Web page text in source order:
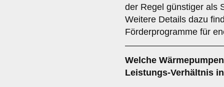
der Regel günstiger als
Weitere Details dazu
Förderprogramme für
Welche
Leistungs-Verhältnis